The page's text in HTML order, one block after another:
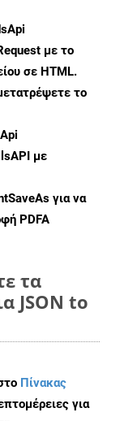
με το
σε HTML.
το
με
για να
PDFA
τα
JSON to
Πίνακας
για